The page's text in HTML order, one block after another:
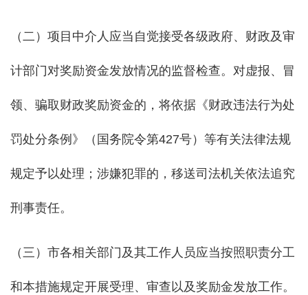
（二）项目中介人应当自觉接受各级政府、财政及审
计部门对奖励资金发放情况的监督检查。对虚报、冒
领、骗取财政奖励资金的，将依据《财政违法行为处
罚处分条例》（国务院令第427号）等有关法律法规
规定予以处理；涉嫌犯罪的，移送司法机关依法追究
刑事责任。
（三）市各相关部门及其工作人员应当按照职责分工
和本措施规定开展受理、审查以及奖励金发放工作。